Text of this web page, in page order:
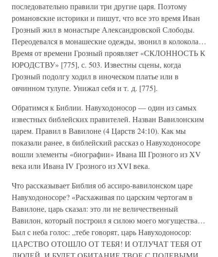
последовательно правили три другие царя. Поэтому
романовские историки и пишут, что все это время Иван
Грозный жил в монастыре Александровской Слободы.
Переодевался в монашеские одежды, звонил в колокола…
Время от времени Грозный проявляет «СКЛОННОСТЬ К
ЮРОДСТВУ» [775], с. 503. Известны сцены, когда
Грозный подолгу ходил в иноческом платье или в
овчинном тулупе. Унижал себя и т. д. [775].
Обратимся к Библии. Навуходоносор — один из самых
известных библейских правителей. Назван Вавилонским
царем. Правил в Вавилоне (4 Царств 24:10). Как мы
показали ранее, в библейский рассказ о Навуходоносоре
вошли элементы «биографии» Ивана III Грозного из XV
века или Ивана IV Грозного из XVI века.
Что рассказывает Библия об ассиро-вавилонском царе
Навуходоносоре? «Расхаживая по царским чертогам в
Вавилоне, царь сказал: это ли не величественный
Вавилон, который построил я силою моего могущества…
Был с неба голос: „тебе говорят, царь Навуходоносор:
ЦАРСТВО ОТОШЛО ОТ ТЕБЯ! И ОТЛУЧАТ ТЕБЯ ОТ